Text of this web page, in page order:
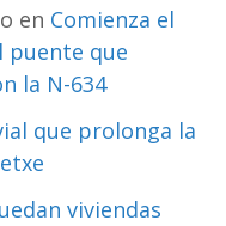
en Comienza el
puente que
la N-634
que prolonga la
viviendas